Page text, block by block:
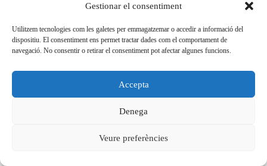
Gestionar el consentiment
Utilitzem tecnologies com les galetes per emmagatzemar o accedir a informació del
dispositiu. El consentiment ens permet tractar dades com el comportament de
navegació. No consentir o retirar el consentiment pot afectar algunes funcions.
Accepta
Denega
Veure preferències
no és indestructible. La sorra, les rodes dures, els
cops, l’arrossegament de mobles i els productes
agressius poden marcar qualsevol superfície contínua.
Amb una rutina simple es conserva molt millor.
Escombrar o aspirar sovint per retirar pols i
dissolvents forts.